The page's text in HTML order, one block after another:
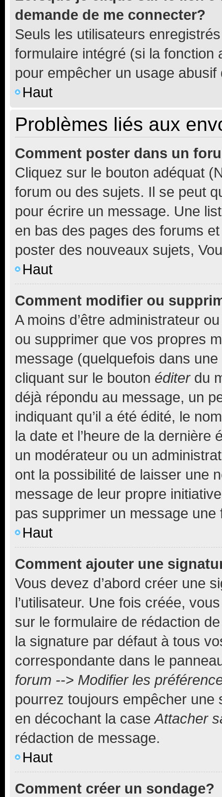
demande de me connecter?
Seuls les utilisateurs
formulaire intégré (si la fonction
pour empêcher un usage
Haut
Problèmes liés aux
Comment poster dans un
Cliquez sur le bouton adéquat
forum ou des sujets. Il se peut
pour écrire un message. Une
en bas des pages des forums
poster des nouveaux sujets,
Haut
Comment modifier ou
A moins d’être administrateur
ou supprimer que vos propres
message (quelquefois dans
cliquant sur le bouton éditerdu
déjà répondu au message, un
indiquant qu’il a été édité, le
la date et l’heure de la dernière
un modérateur ou un
ont la possibilité de laisser une
message de leur propre
pas supprimer un message une
Haut
Comment ajouter une
Vous devez d’abord créer une
l’utilisateur. Une fois créée,
sur le formulaire de rédaction
la signature par défaut à tous
correspondante dans le
forum --> Modifier les
pourrez toujours empêcher une
en décochant la caseAttacher
rédaction de message.
Haut
Comment créer un sondage?